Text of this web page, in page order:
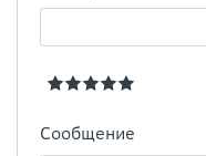
Сообщение